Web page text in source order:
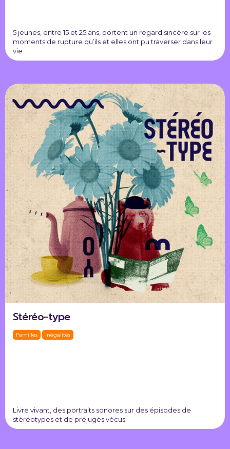
5 jeunes, entre 15 et 25 ans, portent un regard sincère sur les
moments de rupture qu’ils et elles ont pu traverser dans leur
vie
Stéréo-type
Familles Inégalités
Livre vivant, des portraits sonores sur des épisodes de
stéréotypes et de préjugés vécus